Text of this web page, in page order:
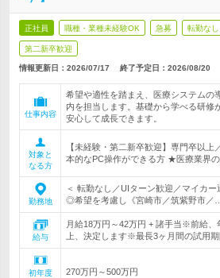
正社員 職種・業種未経験OK 急募 転勤なし
第二新卒歓迎
情報更新日：2026/07/17 終了予定日： 2026/08/20
仕事内容
希望や適性を踏まえ、医療システムの
内を担当します。基礎から学べる研修
安心して成長できます。
対象と
なる方
【未経験・第二新卒歓迎】専門卒以上
本的なPC操作ができる方 ★医療業界の
勤務地
＜ 転勤なし／UIターン歓迎／マイカー
◎希望を考慮し《宮崎市／筑紫野市／…
給与
月給18万円～42万円 + 諸手当※前給、
上、決定します※最長3ヶ月間の試用
初年度
270万円～500万円